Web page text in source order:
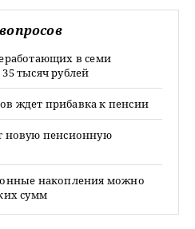
в семи
тысяч рублей
ждет прибавка к пенсии
новую пенсионную
накопления можно
сумм